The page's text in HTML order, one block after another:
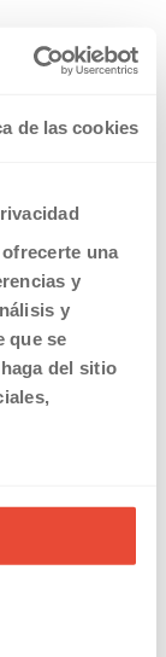
de las cookies
una
y
y
que se
del sitio